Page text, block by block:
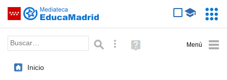
Saltar navegación
Palabra o frase: Búsqueda avanzada
Ayuda
(en
Inicio